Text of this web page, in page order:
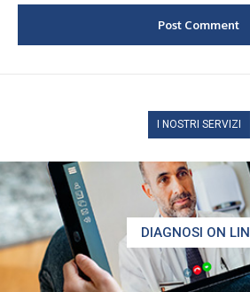
I NOSTRI SERVIZI
DIAGNOSI ON